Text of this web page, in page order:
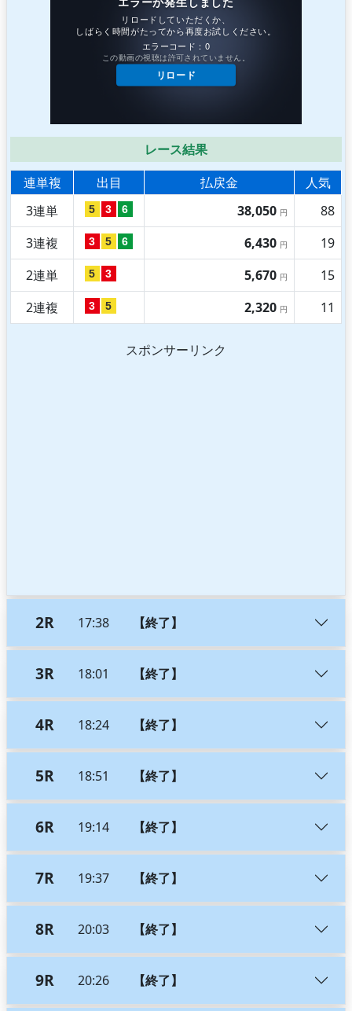
レース結果
連単複
出目 払戻金
人気
3連単
5 3 6 38,050 円
88
3連複
3 5 6 6,430 円
19
2連単
5 3 5,670 円
15
2連複
3 5 2,320 円 11
スポンサーリンク
2R 17:38 【終了】
3R 18:01 【終了】
4R 18:24 【終了】
5R 18:51 【終了】
6R 19:14 【終了】
7R 19:37 【終了】
8R 20:03 【終了】
9R 20:26 【終了】